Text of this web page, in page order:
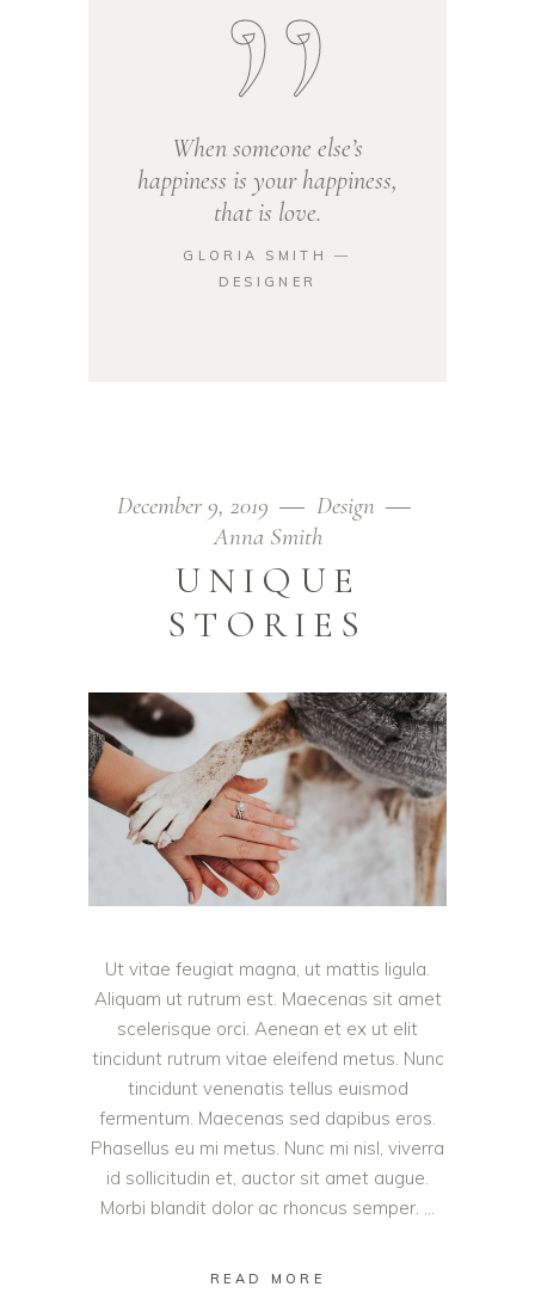
When someone else’s
happiness is your happiness,
that is love.
GLORIA SMITH ―
DESIGNER
December 9, 2019
Design
Anna Smith
UNIQUE
STORIES
Ut vitae feugiat magna, ut mattis ligula.
Aliquam ut rutrum est. Maecenas sit amet
scelerisque orci. Aenean et ex ut elit
tincidunt rutrum vitae eleifend metus. Nunc
tincidunt venenatis tellus euismod
fermentum. Maecenas sed dapibus eros.
Phasellus eu mi metus. Nunc mi nisl, viverra
id sollicitudin et, auctor sit amet augue.
Morbi blandit dolor ac rhoncus semper.
READ MORE